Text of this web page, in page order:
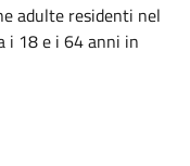
adulte residenti nel
i 18 e i 64 anni in